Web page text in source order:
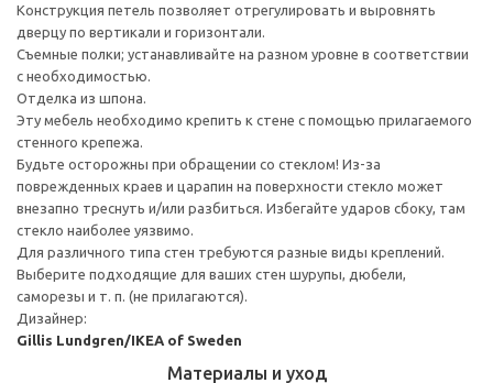
Конструкция петель позволяет отрегулировать и выровнять
дверцу по вертикали и горизонтали.
Съемные полки; устанавливайте на разном уровне в соответствии
с необходимостью.
Отделка из шпона.
Эту мебель необходимо крепить к стене с помощью прилагаемого
стенного крепежа.
Будьте осторожны при обращении со стеклом! Из-за
поврежденных краев и царапин на поверхности стекло может
внезапно треснуть и/или разбиться. Избегайте ударов сбоку, там
стекло наиболее уязвимо.
Для различного типа стен требуются разные виды креплений.
Выберите подходящие для ваших стен шурупы, дюбели,
саморезы и т. п. (не прилагаются).
Дизайнер:
Gillis Lundgren/IKEA of Sweden
Материалы и уход